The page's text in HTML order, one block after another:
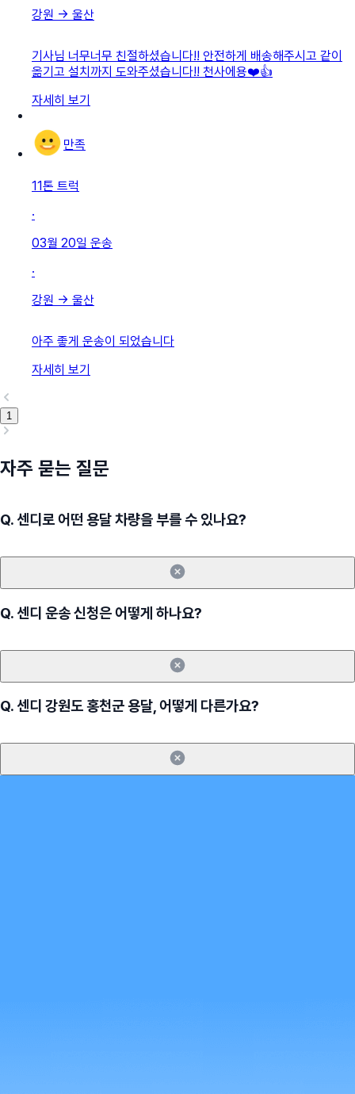
강원 → 울산
기사님 너무너무 친절하셨습니다!! 안전하게 배송해주시고 같이
옮기고 설치까지 도와주셨습니다!! 천사에용❤️👍
자세히 보기
만족
11톤 트럭
·
03월 20일 운송
·
강원 → 울산
아주 좋게 운송이 되었습니다
자세히 보기
1
자주 묻는 질문
Q.센디로 어떤 용달 차량을 부를 수 있나요?
Q.센디 운송 신청은 어떻게 하나요?
Q.센디 강원도 홍천군 용달, 어떻게 다른가요?